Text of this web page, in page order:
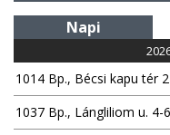
l
a
k
Napi
1014 Bp., Bécsi kapu tér
1037 Bp., Lángliliom u. 4-